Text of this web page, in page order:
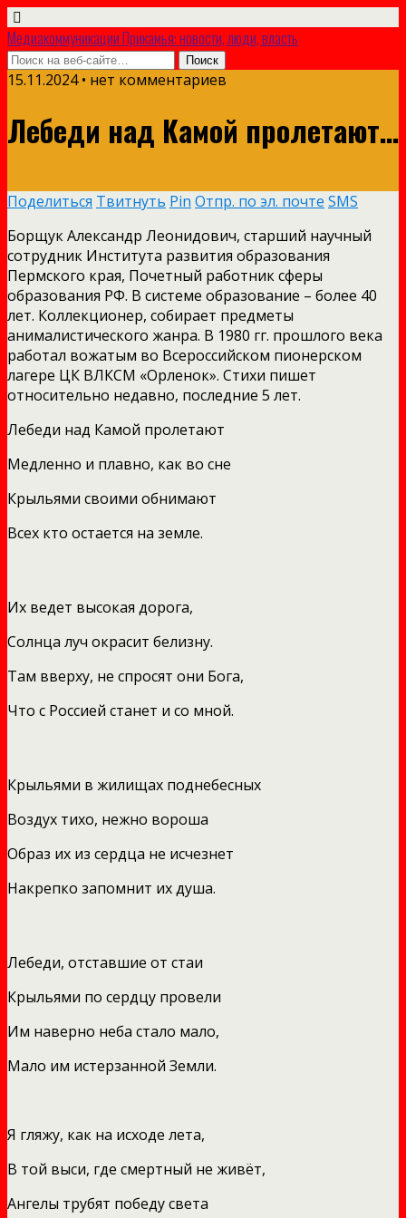
Медиакоммуникации Прикамья: новости, люди, власть
15.11.2024 • нет комментариев
Лебеди над Камой пролетают…
Поделиться Твитнуть Pin Отпр. по эл. почте SMS
Борщук Александр Леонидович, старший научный
сотрудник Института развития образования
Пермского края, Почетный работник сферы
образования РФ. В системе образование – более 40
лет. Коллекционер, собирает предметы
анималистического жанра. В 1980 гг. прошлого века
работал вожатым во Всероссийском пионерском
лагере ЦК ВЛКСМ «Орленок». Стихи пишет
относительно недавно, последние 5 лет.
Лебеди над Камой пролетают
Медленно и плавно, как во сне
Крыльями своими обнимают
Всех кто остается на земле.
Их ведет высокая дорога,
Солнца луч окрасит белизну.
Там вверху, не спросят они Бога,
Что с Россией станет и со мной.
Крыльями в жилищах поднебесных
Воздух тихо, нежно вороша
Образ их из сердца не исчезнет
Накрепко запомнит их душа.
Лебеди, отставшие от стаи
Крыльями по сердцу провели
Им наверно неба стало мало,
Мало им истерзанной Земли.
Я гляжу, как на исходе лета,
В той выси, где смертный не живёт,
Ангелы трубят победу света